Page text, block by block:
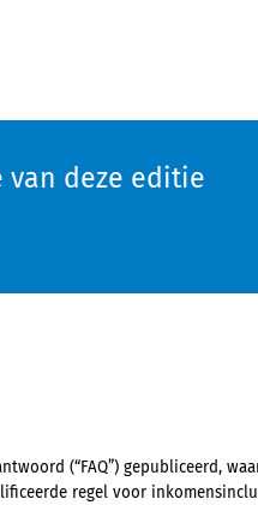
van deze editie
(“FAQ”) gepubliceerd,
regel voor